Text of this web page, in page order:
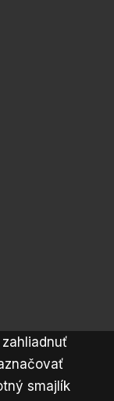
smajlík